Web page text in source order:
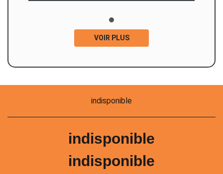
VOIR PLUS
indisponible
indisponible
indisponible